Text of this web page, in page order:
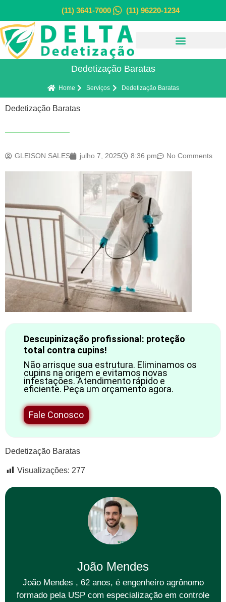
(11) 3641-7000 (11) 96220-1234
Dedetização Baratas
Home Serviços Dedetização Baratas
Dedetização Baratas
GLEISON SALES julho 7, 2025 8:36 pm No Comments
Descupinização profissional: proteção
total contra cupins!
Não arrisque sua estrutura. Eliminamos os
cupins na origem e evitamos novas
infestações. Atendimento rápido e
eficiente. Peça um orçamento agora.
Fale Conosco
Dedetização Baratas
Visualizações: 277
João Mendes
João Mendes , 62 anos, é engenheiro agrônomo
formado pela USP com especialização em controle